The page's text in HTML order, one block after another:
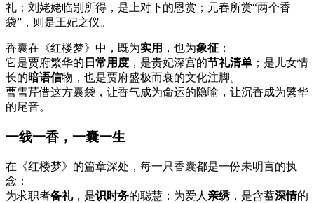
礼；刘姥姥临别所得，是上对下的恩赏；元春所赏“两个香
袋”，则是王妃之仪。
香囊在《红楼梦》中，既为实用 ，也为象征 ：
它是贾府繁华的 日常用度 ，是贵妃深宫的节礼清单 ；是儿女情
长的暗语信物，也是贾府盛极而衰的文化注脚。
曹雪芹借这方囊袋，让香气成为命运的隐喻，让沉香成为繁华
的尾音。
一线一香，一囊一生
在《红楼梦》的篇章深处，每一只香囊都是一份未明言的执
念：
为求职者备礼，是识时务的聪慧；为爱人 亲绣 ，是含蓄深情的